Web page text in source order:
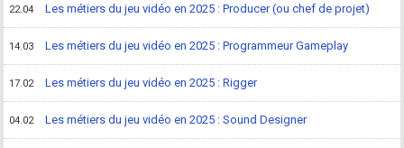
22.04 Les métiers du jeu vidéo en 2025 : Producer (ou chef de projet)
14.03 Les métiers du jeu vidéo en 2025 : Programmeur Gameplay
17.02 Les métiers du jeu vidéo en 2025 : Rigger
04.02 Les métiers du jeu vidéo en 2025 : Sound Designer